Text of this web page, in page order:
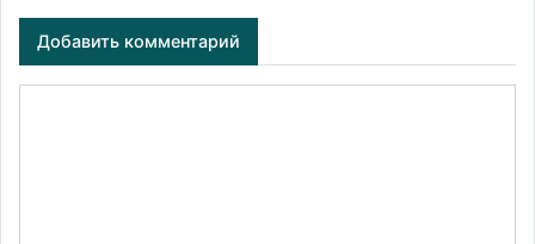
Добавить комментарий